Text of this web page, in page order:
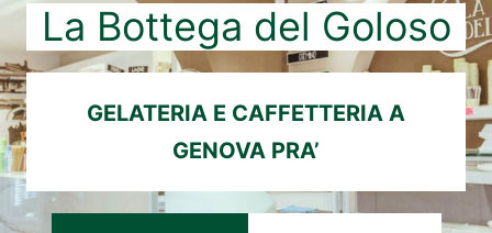
La Bottega del Goloso
GELATERIA E CAFFETTERIA A
GENOVA PRA’